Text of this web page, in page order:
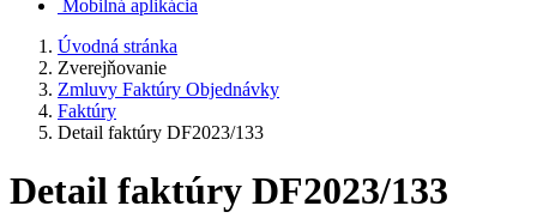
Mobilná aplikácia
Úvodná stránka
Zverejňovanie
Zmluvy Faktúry Objednávky
Faktúry
Detail faktúry DF2023/133
Detail faktúry DF2023/133